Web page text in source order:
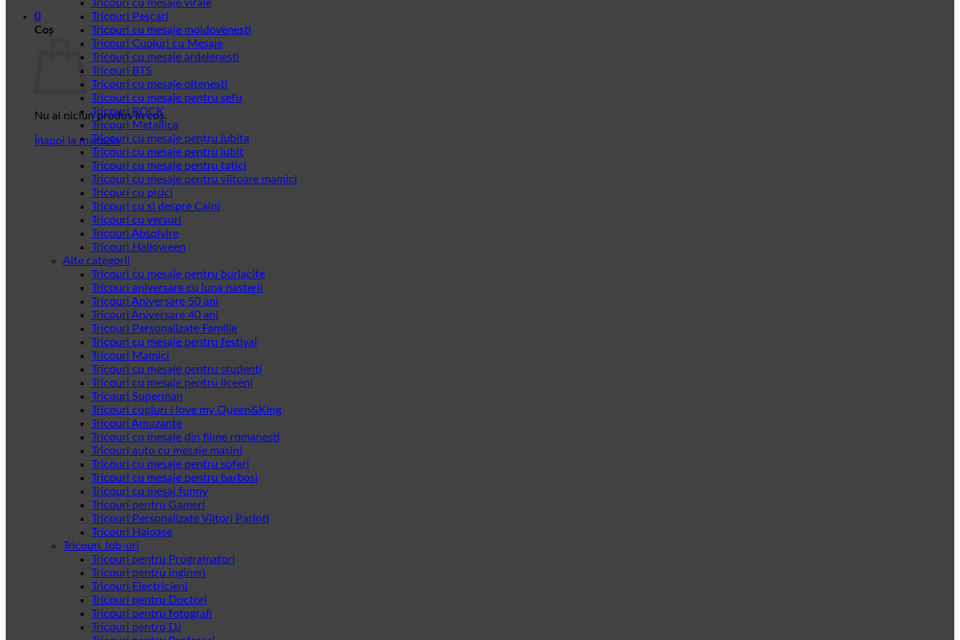
0
Coș
Nu ai niciun produs în coș.
Înapoi la magazin
Tricouri cu mesaje virale
Tricouri Pescari
Tricouri cu mesaje moldovenesti
Tricouri Cupluri cu Mesaje
Tricouri cu mesaje ardelenesti
Tricouri BTS
Tricouri cu mesaje oltenesti
Tricouri cu mesaje pentru sefu
Tricouri ROCK
Tricouri Metallica
Tricouri cu mesaje pentru iubita
Tricouri cu mesaje pentru iubit
Tricouri cu mesaje pentru tatici
Tricouri cu mesaje pentru viitoare mamici
Tricouri cu pisici
Tricouri cu si despre Caini
Tricouri cu versuri
Tricouri Absolvire
Tricouri Halloween
Alte categorii
Tricouri cu mesaje pentru burlacite
Tricouri aniversare cu luna nasterii
Tricouri Aniversare 50 ani
Tricouri Aniversare 40 ani
Tricouri Personalizate Familie
Tricouri cu mesaje pentru festival
Tricouri Mamici
Tricouri cu mesaje pentru studenti
Tricouri cu mesaje pentru liceeni
Tricouri Superman
Tricouri cupluri I love my Queen&King
Tricouri Amuzante
Tricouri cu mesaje din filme romanesti
Tricouri auto cu mesaje masini
Tricouri cu mesaje pentru soferi
Tricouri cu mesaje pentru barbosi
Tricouri cu mesaj funny
Tricouri pentru Gameri
Tricouri Personalizate Viitori Parinti
Tricouri Haioase
Tricouri Job-uri
Tricouri pentru Programatori
Tricouri pentru ingineri
Tricouri Electricieni
Tricouri pentru Doctori
Tricouri pentru fotografi
Tricouri pentru DJ